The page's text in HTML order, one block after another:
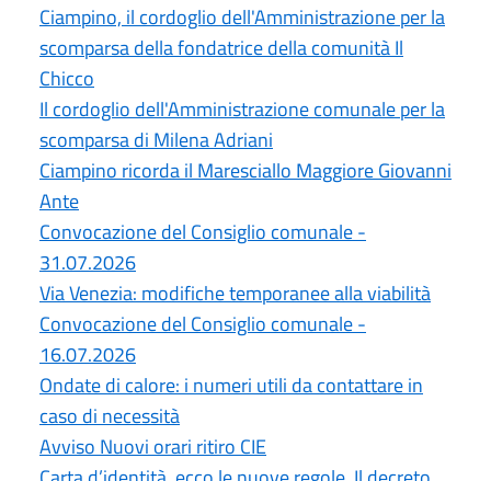
Ciampino, il cordoglio dell'Amministrazione per la
scomparsa della fondatrice della comunità Il
Chicco
Il cordoglio dell'Amministrazione comunale per la
scomparsa di Milena Adriani
Ciampino ricorda il Maresciallo Maggiore Giovanni
Ante
Convocazione del Consiglio comunale -
31.07.2026
Via Venezia: modifiche temporanee alla viabilità
Convocazione del Consiglio comunale -
16.07.2026
Ondate di calore: i numeri utili da contattare in
caso di necessità
Avviso Nuovi orari ritiro CIE